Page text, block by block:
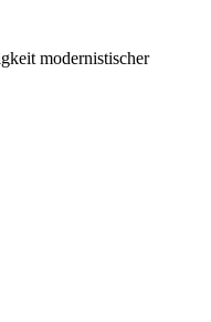
modernistischer